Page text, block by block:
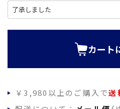
カート
￥3,980以上のご購入で送